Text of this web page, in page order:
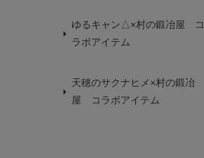
ゆるキャン△×村の鍛冶屋 コ
ラボアイテム
天穂のサクナヒメ×村の鍛冶
屋 コラボアイテム